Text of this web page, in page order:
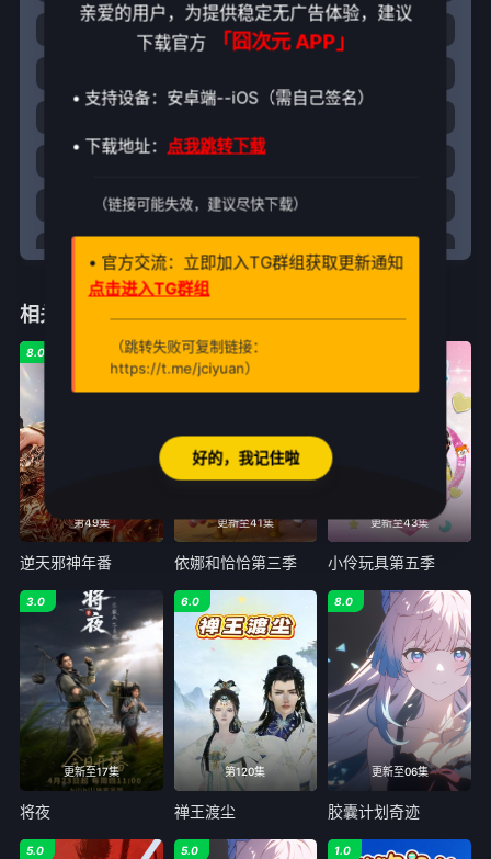
18
34 35
相关推荐
第49集
8.0
逆天邪神年番
更新至41集
9.0
依娜和恰恰第三季
更新至43集
小伶玩具第五季
更新至17集
3.0
将夜
第120集
6.0
禅王渡尘
更新至06集
8.0
胶囊计划奇迹
5.0 5.0 1.0
亲爱的用户，为提供稳定无广告体验，建议
下载官方
「囧次元 APP」
• 支持设备：安卓端--iOS（需自己签名）
• 下载地址： 点我跳转下载
（链接可能失效，建议尽快下载）
• 官方交流：立即加入TG群组获取更新通知
点击进入TG群组
（跳转失败可复制链接：
https://t.me/jciyuan）
好的，我记住啦